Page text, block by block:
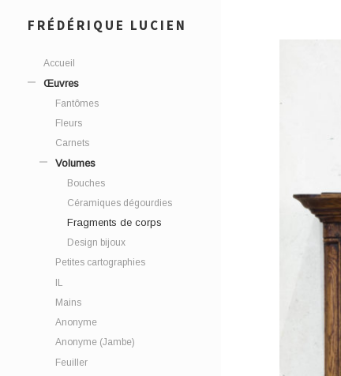
FRÉDÉRIQUE LUCIEN
Accueil
Œuvres
Fantômes
Fleurs
Carnets
Volumes
Bouches
Céramiques dégourdies
Fragments de corps
Design bijoux
Petites cartographies
IL
Mains
Anonyme
Anonyme (Jambe)
Feuiller